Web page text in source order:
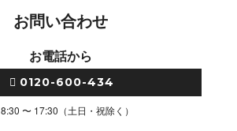
お問い合わせ
お電話から
0120-600-434
8:30 〜 17:30（土日・祝除く）